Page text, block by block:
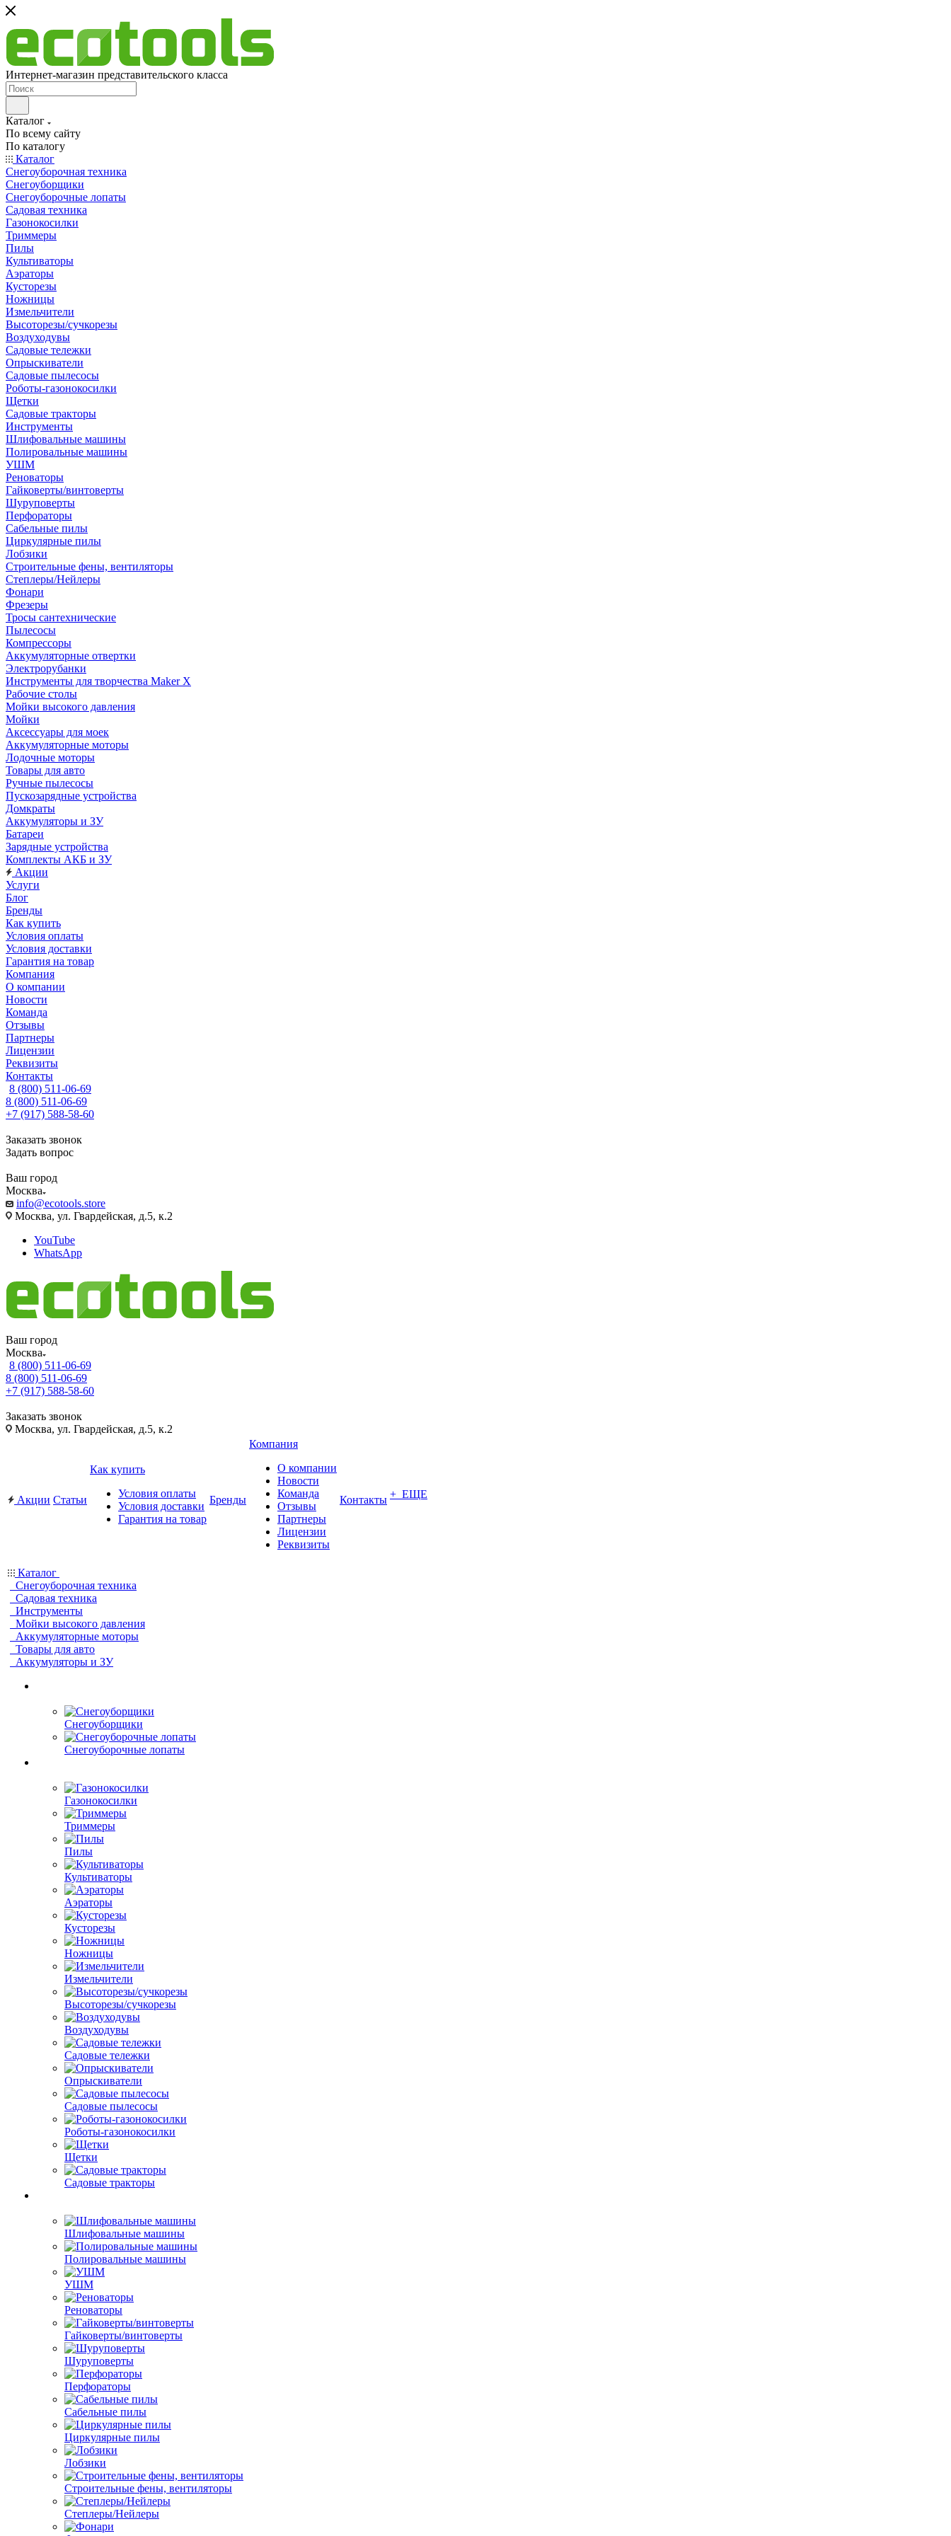
Интернет-магазин представительского класса
Каталог
По всему сайту
По каталогу
Каталог
Снегоуборочная техника
Снегоуборщики
Снегоуборочные лопаты
Садовая техника
Газонокосилки
Триммеры
Пилы
Культиваторы
Аэраторы
Кусторезы
Ножницы
Измельчители
Высоторезы/сучкорезы
Воздуходувы
Садовые тележки
Опрыскиватели
Садовые пылесосы
Роботы-газонокосилки
Щетки
Садовые тракторы
Инструменты
Шлифовальные машины
Полировальные машины
УШМ
Реноваторы
Гайковерты/винтоверты
Шуруповерты
Перфораторы
Сабельные пилы
Циркулярные пилы
Лобзики
Строительные фены, вентиляторы
Степлеры/Нейлеры
Фонари
Фрезеры
Тросы сантехнические
Пылесосы
Компрессоры
Аккумуляторные отвертки
Электрорубанки
Инструменты для творчества Maker X
Рабочие столы
Мойки высокого давления
Мойки
Аксессуары для моек
Аккумуляторные моторы
Лодочные моторы
Товары для авто
Ручные пылесосы
Пускозарядные устройства
Домкраты
Аккумуляторы и ЗУ
Батареи
Зарядные устройства
Комплекты АКБ и ЗУ
Акции
Услуги
Блог
Бренды
Как купить
Условия оплаты
Условия доставки
Гарантия на товар
Компания
О компании
Новости
Команда
Отзывы
Партнеры
Лицензии
Реквизиты
Контакты
8 (800) 511-06-69
8 (800) 511-06-69
+7 (917) 588-58-60
Заказать звонок
Задать вопрос
Ваш город
Москва
info@ecotools.store
Москва, ул. Гвардейская, д.5, к.2
YouTube
WhatsApp
Ваш город
Москва
8 (800) 511-06-69
8 (800) 511-06-69
+7 (917) 588-58-60
Заказать звонок
Москва, ул. Гвардейская, д.5, к.2
Акции Статьи
Как купить
Условия оплаты
Условия доставки
Гарантия на товар
Бренды
Компания
О компании
Новости
Команда
Отзывы
Партнеры
Лицензии
Реквизиты
Контакты + ЕЩЕ
Каталог
Снегоуборочная техника
Садовая техника
Инструменты
Мойки высокого давления
Аккумуляторные моторы
Товары для авто
Аккумуляторы и ЗУ
Снегоуборщики
Снегоуборочные лопаты
Газонокосилки
Триммеры
Пилы
Культиваторы
Аэраторы
Кусторезы
Ножницы
Измельчители
Высоторезы/сучкорезы
Воздуходувы
Садовые тележки
Опрыскиватели
Садовые пылесосы
Роботы-газонокосилки
Щетки
Садовые тракторы
Шлифовальные машины
Полировальные машины
УШМ
Реноваторы
Гайковерты/винтоверты
Шуруповерты
Перфораторы
Сабельные пилы
Циркулярные пилы
Лобзики
Строительные фены, вентиляторы
Степлеры/Нейлеры